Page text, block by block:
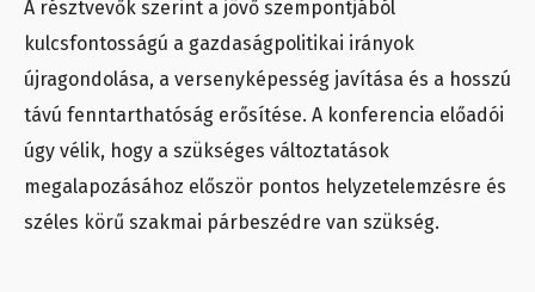
A résztvevők szerint a jövő szempontjából
kulcsfontosságú a gazdaságpolitikai irányok
újragondolása, a versenyképesség javítása és a hosszú
távú fenntarthatóság erősítése. A konferencia előadói
úgy vélik, hogy a szükséges változtatások
megalapozásához először pontos helyzetelemzésre és
széles körű szakmai párbeszédre van szükség.